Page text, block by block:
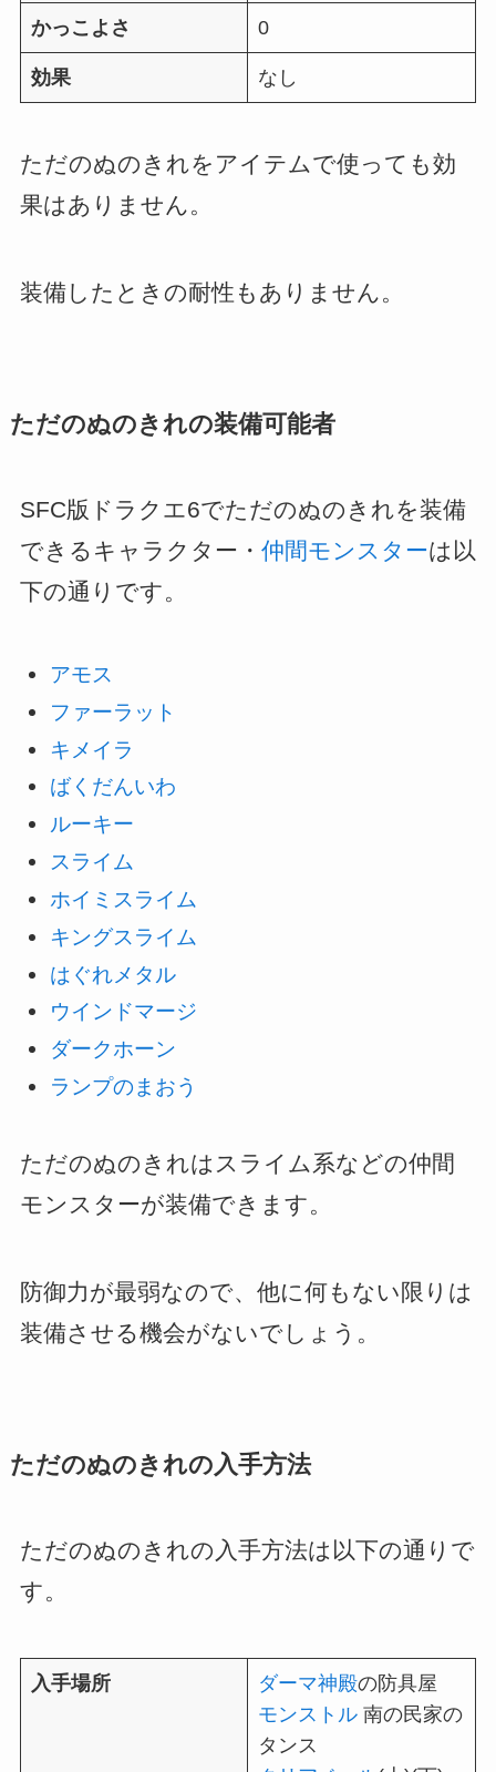
かっこよさ 0
効果 なし
ただのぬのきれをアイテムで使っても効
果はありません。
装備したときの耐性もありません。
ただのぬのきれの装備可能者
SFC版ドラクエ6でただのぬのきれを装備
できるキャラクター・ 仲間モンスターは以
下の通りです。
アモス
ファーラット
キメイラ
ばくだんいわ
ルーキー
スライム
ホイミスライム
キングスライム
はぐれメタル
ウインドマージ
ダークホーン
ランプのまおう
ただのぬのきれはスライム系などの仲間
モンスターが装備できます。
防御力が最弱なので、他に何もない限りは
装備させる機会がないでしょう。
ただのぬのきれの入手方法
ただのぬのきれの入手方法は以下の通りで
す。
入手場所 ダーマ神殿の防具屋
モンストル南の民家の
タンス